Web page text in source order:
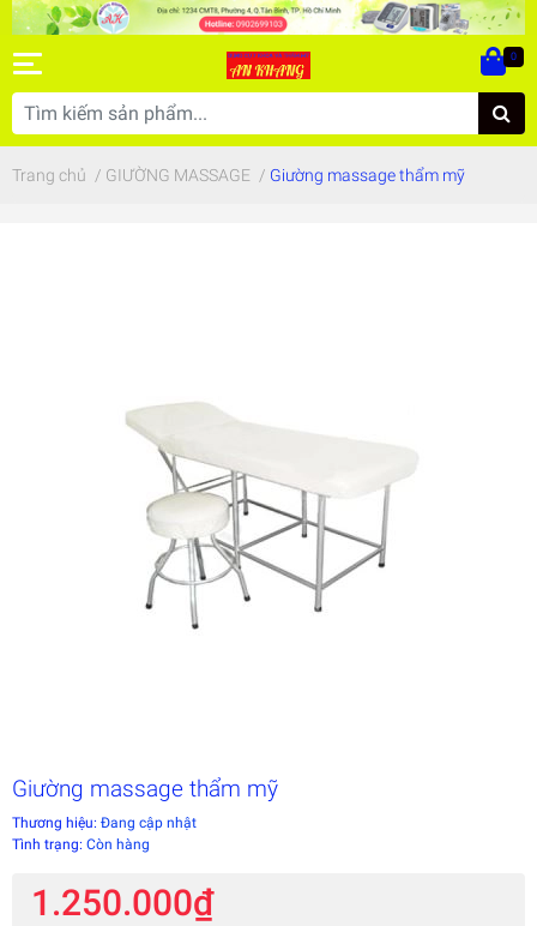
0
Trang chủ / GIƯỜNG MASSAGE / Giường massage thẩm mỹ
Giường massage thẩm mỹ
Thương hiệu: Đang cập nhật
Tình trạng: Còn hàng
1.250.000₫